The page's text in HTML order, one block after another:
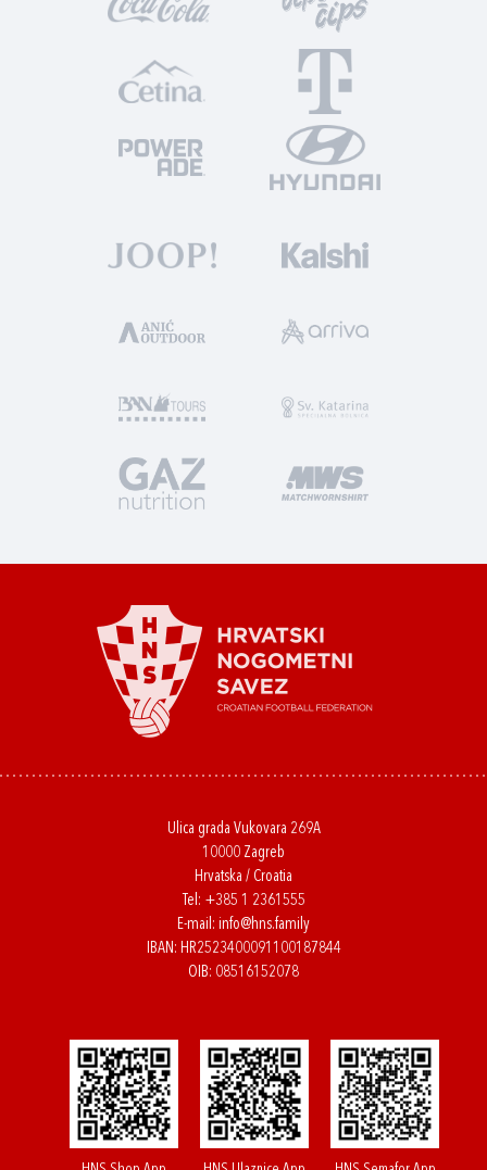
Ulica grada Vukovara 269A
10000 Zagreb
Hrvatska / Croatia
Tel: +385 1 2361555
E-mail: info@hns.family
IBAN: HR2523400091100187844
OIB: 08516152078